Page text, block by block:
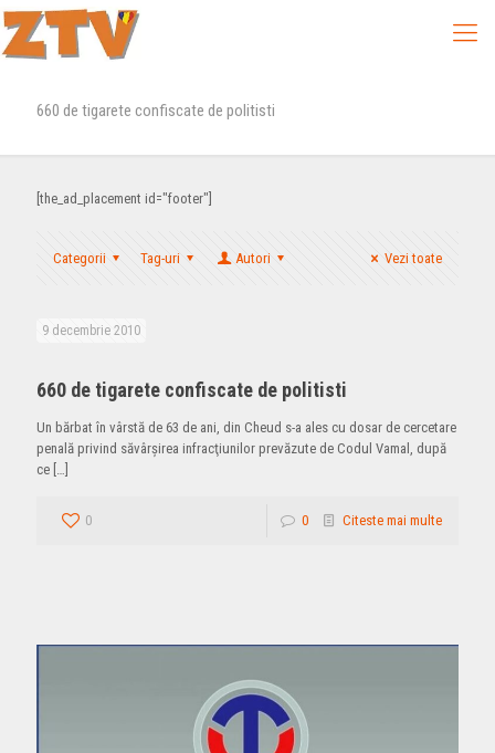
660 de tigarete confiscate de politisti
[the_ad_placement id="footer"]
Categorii Tag-uri Autori Vezi toate
9 decembrie 2010
660 de tigarete confiscate de politisti
Un bărbat în vârstă de 63 de ani, din Cheud s-a ales cu dosar de cercetare
penală privind săvârşirea infracţiunilor prevăzute de Codul Vamal, după
ce […]
0 0 Citeste mai multe